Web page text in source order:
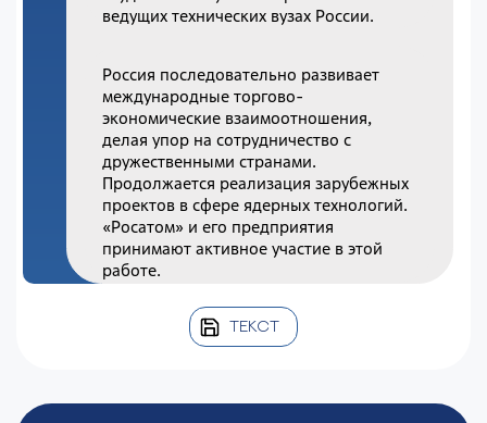
ведущих технических вузах России.
Россия последовательно развивает
международные торгово-
экономические взаимоотношения,
делая упор на сотрудничество с
дружественными странами.
Продолжается реализация зарубежных
проектов в сфере ядерных технологий.
«Росатом» и его предприятия
принимают активное участие в этой
работе.
ТЕКСТ